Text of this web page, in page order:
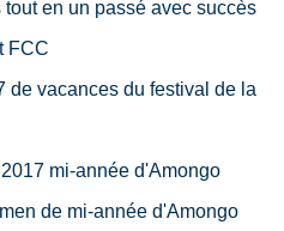
en un passé avec succès
FCC
de vacances du festival de la
mi-année d'Amongo
de mi-année d'Amongo